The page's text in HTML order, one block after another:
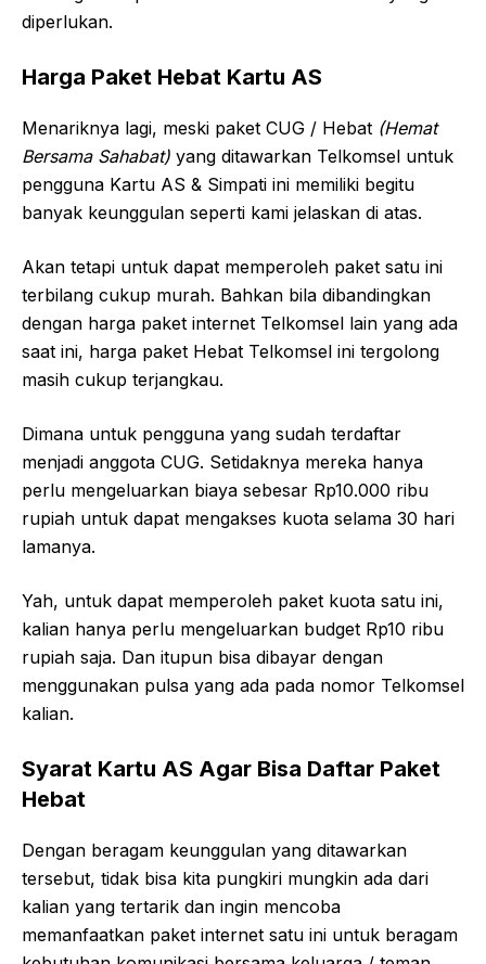
diperlukan.
Harga Paket Hebat Kartu AS
Menariknya lagi, meski paket CUG / Hebat (Hemat
Bersama Sahabat) yang ditawarkan Telkomsel untuk
pengguna Kartu AS & Simpati ini memiliki begitu
banyak keunggulan seperti kami jelaskan di atas.
Akan tetapi untuk dapat memperoleh paket satu ini
terbilang cukup murah. Bahkan bila dibandingkan
dengan harga paket internet Telkomsel lain yang ada
saat ini, harga paket Hebat Telkomsel ini tergolong
masih cukup terjangkau.
Dimana untuk pengguna yang sudah terdaftar
menjadi anggota CUG. Setidaknya mereka hanya
perlu mengeluarkan biaya sebesar Rp10.000 ribu
rupiah untuk dapat mengakses kuota selama 30 hari
lamanya.
Yah, untuk dapat memperoleh paket kuota satu ini,
kalian hanya perlu mengeluarkan budget Rp10 ribu
rupiah saja. Dan itupun bisa dibayar dengan
menggunakan pulsa yang ada pada nomor Telkomsel
kalian.
Syarat Kartu AS Agar Bisa Daftar Paket
Hebat
Dengan beragam keunggulan yang ditawarkan
tersebut, tidak bisa kita pungkiri mungkin ada dari
kalian yang tertarik dan ingin mencoba
memanfaatkan paket internet satu ini untuk beragam